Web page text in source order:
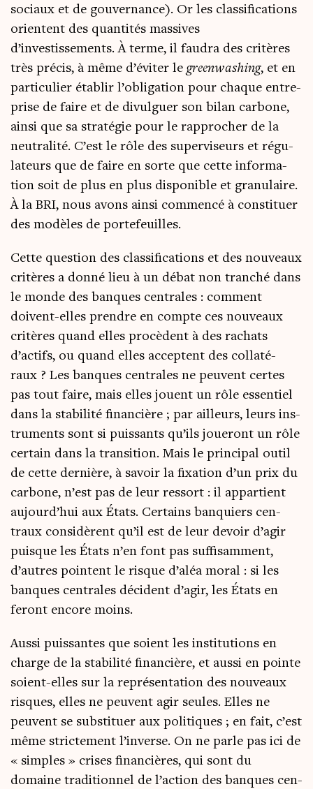
sociaux et de gou­ver­nance). Or les clas­si­fi­ca­tions
orientent des quan­ti­tés mas­sives
d’investissements. À terme, il fau­dra des cri­tères
très pré­cis, à même d’éviter le green­wa­shing, et en
par­ti­cu­lier éta­blir l’obligation pour chaque entre­
prise de faire et de divul­guer son bilan car­bone,
ain­si que sa stra­té­gie pour le rap­pro­cher de la
neu­tra­li­té. C’est le rôle des super­vi­seurs et régu­
la­teurs que de faire en sorte que cette infor­ma­
tion soit de plus en plus dis­po­nible et gra­nu­laire.
À la BRI, nous avons ain­si com­men­cé à consti­tuer
des modèles de portefeuilles.
Cette ques­tion des clas­si­fi­ca­tions et des nou­veaux
cri­tères a don­né lieu à un débat non tran­ché dans
le monde des banques cen­trales : com­ment
doivent-elles prendre en compte ces nou­veaux
cri­tères quand elles pro­cèdent à des rachats
d’actifs, ou quand elles acceptent des col­la­té­
raux ? Les banques cen­trales ne peuvent certes
pas tout faire, mais elles jouent un rôle essen­tiel
dans la sta­bi­li­té finan­cière ; par ailleurs, leurs ins­
tru­ments sont si puis­sants qu’ils joue­ront un rôle
cer­tain dans la tran­si­tion. Mais le prin­ci­pal outil
de cette der­nière, à savoir la fixa­tion d’un prix du
car­bone, n’est pas de leur res­sort : il appar­tient
aujourd’hui aux États. Cer­tains ban­quiers cen­
traux consi­dèrent qu’il est de leur devoir d’agir
puisque les États n’en font pas suf­fi­sam­ment,
d’autres pointent le risque d’aléa moral : si les
banques cen­trales décident d’agir, les États en
feront encore moins.
Aus­si puis­santes que soient les ins­ti­tu­tions en
charge de la sta­bi­li­té finan­cière, et aus­si en pointe
soient-elles sur la repré­sen­ta­tion des nou­veaux
risques, elles ne peuvent agir seules. Elles ne
peuvent se sub­sti­tuer aux poli­tiques ; en fait, c’est
même stric­te­ment l’inverse. On ne parle pas ici de
« simples » crises finan­cières, qui sont du
domaine tra­di­tion­nel de l’action des banques cen­